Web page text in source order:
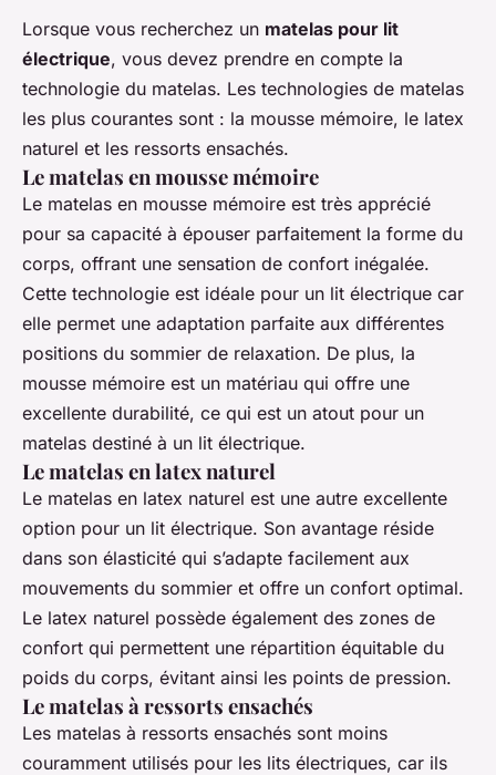
Lorsque vous recherchez un matelas pour lit
électrique, vous devez prendre en compte la
technologie du matelas. Les technologies de matelas
les plus courantes sont : la mousse mémoire, le latex
naturel et les ressorts ensachés.
Le matelas en mousse mémoire
Le matelas en mousse mémoire est très apprécié
pour sa capacité à épouser parfaitement la forme du
corps, offrant une sensation de confort inégalée.
Cette technologie est idéale pour un lit électrique car
elle permet une adaptation parfaite aux différentes
positions du sommier de relaxation. De plus, la
mousse mémoire est un matériau qui offre une
excellente durabilité, ce qui est un atout pour un
matelas destiné à un lit électrique.
Le matelas en latex naturel
Le matelas en latex naturel est une autre excellente
option pour un lit électrique. Son avantage réside
dans son élasticité qui s’adapte facilement aux
mouvements du sommier et offre un confort optimal.
Le latex naturel possède également des zones de
confort qui permettent une répartition équitable du
poids du corps, évitant ainsi les points de pression.
Le matelas à ressorts ensachés
Les matelas à ressorts ensachés sont moins
couramment utilisés pour les lits électriques, car ils